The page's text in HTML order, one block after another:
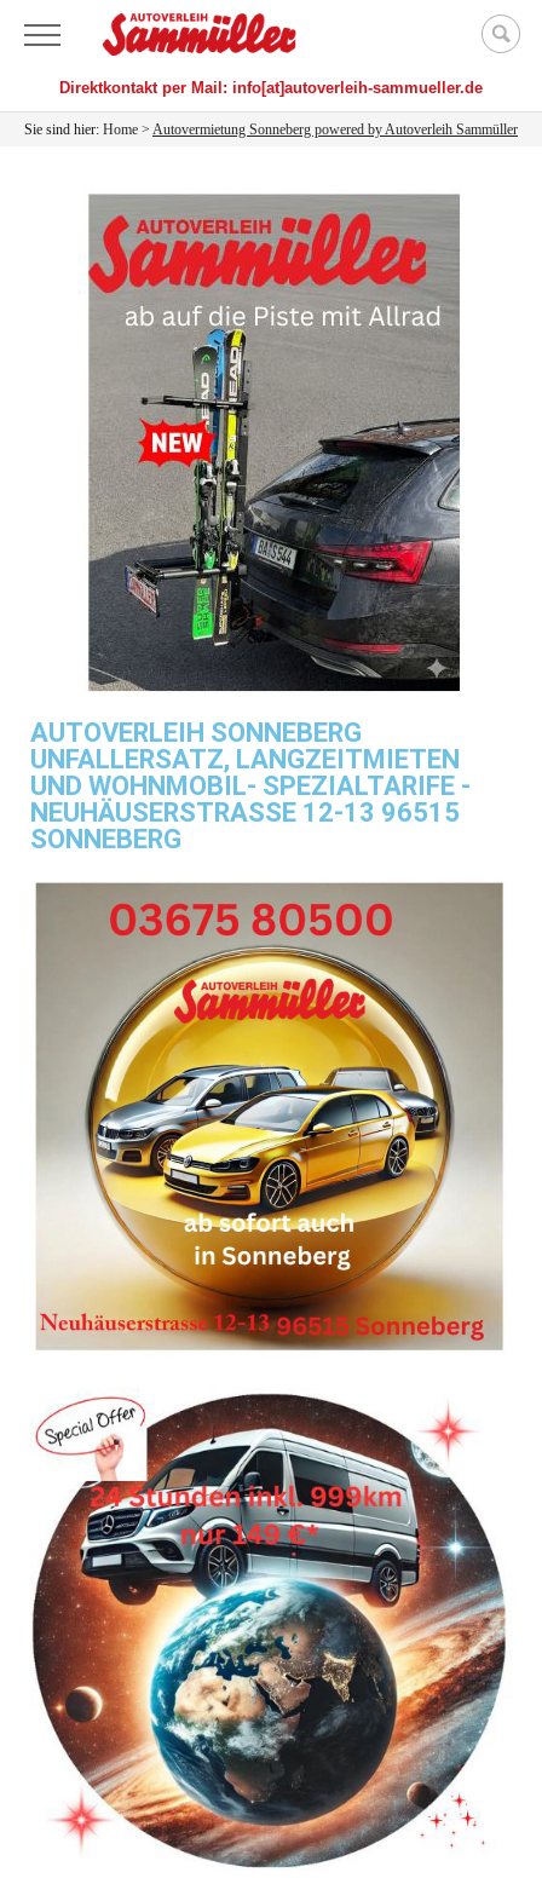
Direktkontakt per Mail: info[at]autoverleih-sammueller.de
Sie sind hier: Home > Autovermietung Sonneberg powered by Autoverleih Sammüller
AUTOVERLEIH SONNEBERG
UNFALLERSATZ, LANGZEITMIETEN
UND WOHNMOBIL- SPEZIALTARIFE -
NEUHÄUSERSTRASSE 12-13 96515
SONNEBERG